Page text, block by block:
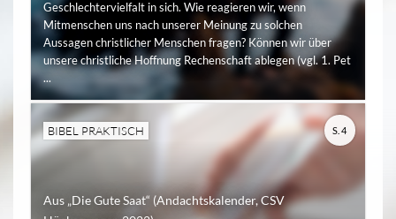
Geschlechtervielfalt in sich. Wie reagieren wir, wenn
Mitmenschen uns nach unserer Meinung zu solchen
Aussagen christlicher Menschen fragen? Können wir über
unsere christliche Hoffnung Rechenschaft ablegen (vgl. 1. Pet
...
BIBEL PRAKTISCH
Aus „Die Gute Saat“ (Andachtskalender, CSV
S. 4